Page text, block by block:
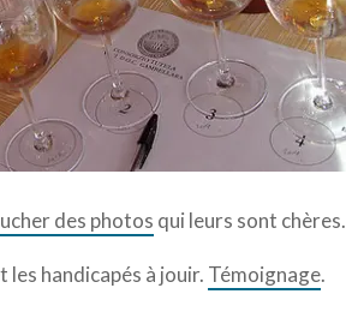
des photos qui leurs sont chères.
handicapés à jouir. Témoignage.